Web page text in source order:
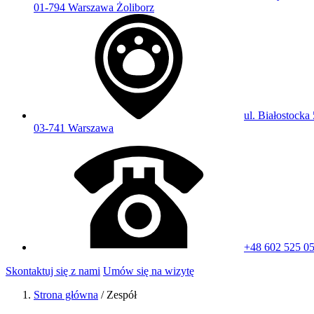
01-794 Warszawa Żoliborz
ul. Białostocka
03-741 Warszawa
+48 602 525
Skontaktuj się z nami Umów się na wizytę
Strona główna / Zespół